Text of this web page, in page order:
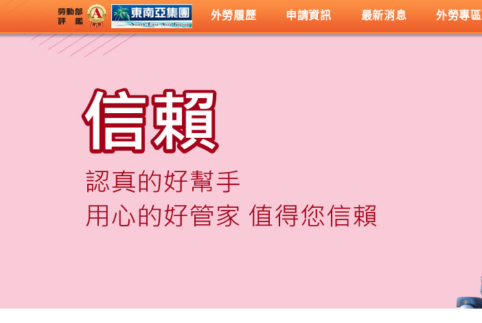
外勞履歷 申請資訊 最新消息 外勞專區